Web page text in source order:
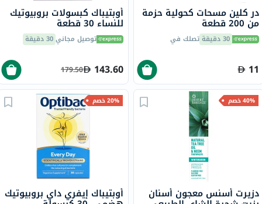
در كلين مسحات كحولية حزمة
من 200 قطعة
30 دقيقة تصلك في
11
أوبتيباك كبسولات بروبيوتيك
للنساء 30 قطعة
توصيل مجاني30 دقيقة
143.60
179.50
40% خصم
دزيرت أسنس معجون أسنان
20% خصم
أوبتيباك إيفري داي بروبيوتيك